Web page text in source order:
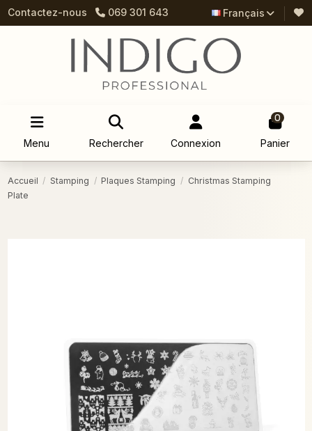
Contactez-nous 069 301 643 Français
Menu Rechercher Connexion
0
Panier
Accueil Stamping Plaques Stamping
Christmas Stamping
Plate